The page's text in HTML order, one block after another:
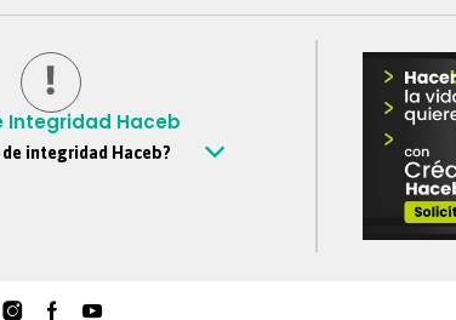
Si nos escribes por fuera
regreso.
Integridad Haceb
integridad Haceb?
a soportar la cultura ética de la